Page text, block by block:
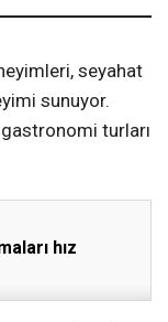
seyahat
sunuyor.
turları
hız